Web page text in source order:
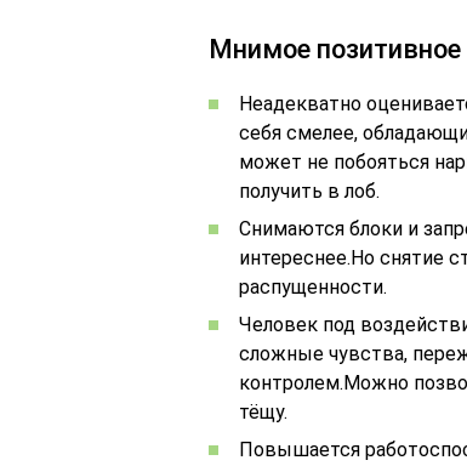
Мнимое позитивное
Неадекватно
себя смелее,
может не побояться
получить в лоб.
Снимаются блоки и
интереснее.Но снятие
распущенности.
Человек под
сложные чувства,
контролем.Можно
тёщу.
Повышается